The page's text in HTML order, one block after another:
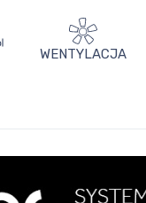
WENTYLACJA